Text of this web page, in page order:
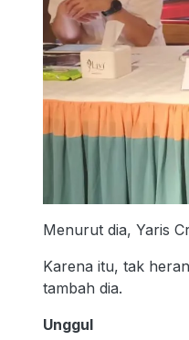
Menurut dia, Yaris
Karena itu, tak
tambah dia.
Unggul